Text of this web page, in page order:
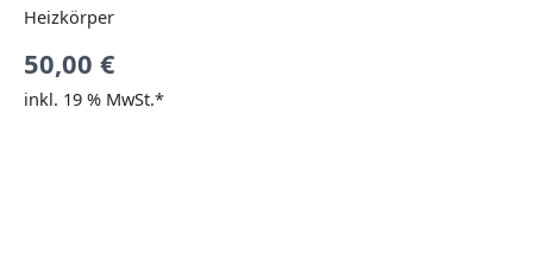
Heizkörper
50,00 €
inkl. 19 % MwSt.*